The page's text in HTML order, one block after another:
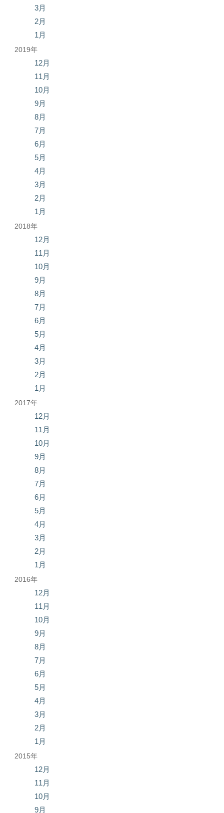
3月
2月
1月
2019年
12月
11月
10月
9月
8月
7月
6月
5月
4月
3月
2月
1月
2018年
12月
11月
10月
9月
8月
7月
6月
5月
4月
3月
2月
1月
2017年
12月
11月
10月
9月
8月
7月
6月
5月
4月
3月
2月
1月
2016年
12月
11月
10月
9月
8月
7月
6月
5月
4月
3月
2月
1月
2015年
12月
11月
10月
9月